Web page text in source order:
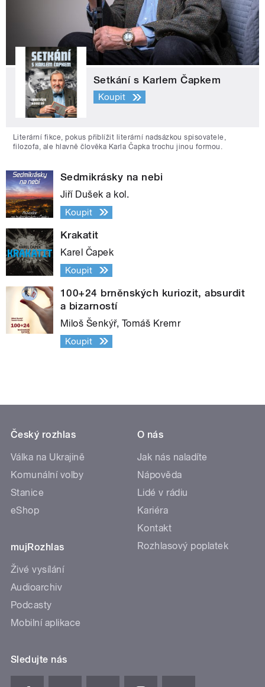
Setkání s Karlem Čapkem
Koupit
Literární fikce, pokus přiblížit literární nadsázkou spisovatele,
filozofa, ale hlavně člověka Karla Čapka trochu jinou formou.
Sedmikrásky na nebi
Jiří Dušek a kol.
Koupit
Krakatit
Karel Čapek
Koupit
100+24 brněnských kuriozit, absurdit
a bizarností
Miloš Šenkýř, Tomáš Kremr
Koupit
Český rozhlas
Válka na Ukrajině
Komunální volby
Stanice
eShop
mujRozhlas
Živé vysílání
Audioarchiv
Podcasty
Mobilní aplikace
O nás
Jak nás naladíte
Nápověda
Lidé v rádiu
Kariéra
Kontakt
Rozhlasový poplatek
Sledujte nás